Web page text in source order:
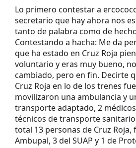
Lo primero contestar a
secretario que hay ahora nos
tanto de palabra como de
Contestando a hacha: Me da
que ha estado en Cruz Roja
voluntario y eras muy bueno,
cambiado, pero en fin. Decirte
Cruz Roja en lo de los trenes
movilizaron una ambulancia y
transporte adaptado, 2
técnicos de transporte
total 13 personas de Cruz Roja,
Ambupal, 3 del SUAP y 1 de